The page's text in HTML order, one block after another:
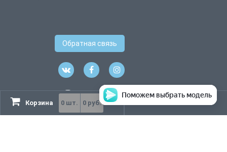
Обратная связь
Корзина 0 шт. 0 руб.
Поможем выбрать модель